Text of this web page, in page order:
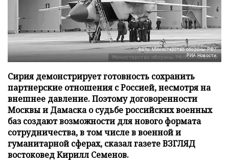
Фото: Министерство обороны РФ/
РИА Новости
Сирия демонстрирует готовность сохранить
партнерские отношения с Россией, несмотря на
внешнее давление. Поэтому договоренности
Москвы и Дамаска о судьбе российских военных
баз создают возможности для нового формата
сотрудничества, в том числе в военной и
гуманитарной сферах, сказал газете ВЗГЛЯД
востоковед Кирилл Семенов.